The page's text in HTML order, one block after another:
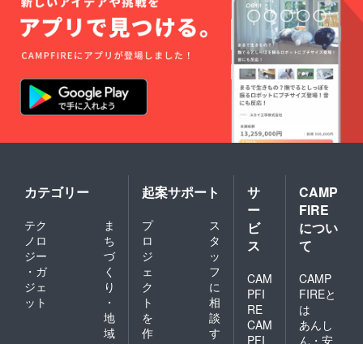
カテゴリー
テク
ノロ
ジー
・ガ
ジェ
ット
ま
ち
づ
く
り
・
地
域
起案サポート
プ
ロ
ジ
ェ
ク
ト
を
作
ス
タ
ッ
フ
に
相
談
す
サ
ー
ビ
ス
CAM
PFI
RE
CAM
PFI
CAMP
FIRE
につい
て
CAMP
FIREと
は
あんし
ん・安